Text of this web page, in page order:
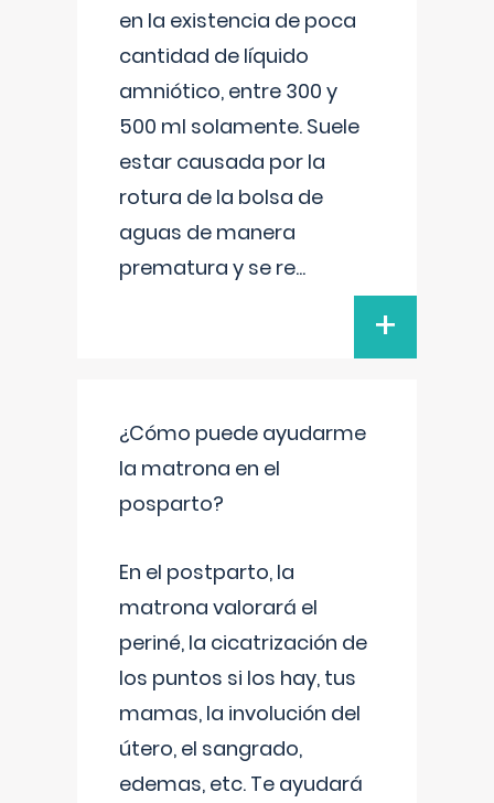
en la existencia de poca
cantidad de líquido
amniótico, entre 300 y
500 ml solamente. Suele
estar causada por la
rotura de la bolsa de
aguas de manera
prematura y se re...
+
¿Cómo puede ayudarme
la matrona en el
posparto?
En el postparto, la
matrona valorará el
periné, la cicatrización de
los puntos si los hay, tus
mamas, la involución del
útero, el sangrado,
edemas, etc. Te ayudará